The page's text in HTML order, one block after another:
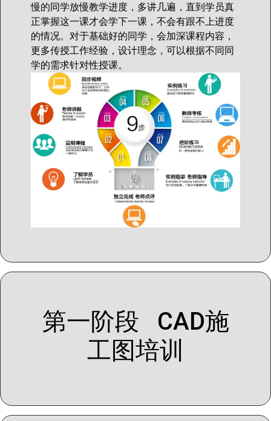
慢的同学放慢教学进度，多讲几遍，直到学员真
正掌握这一课才会学下一课，不会有跟不上进度
的情况。对于基础好的同学，会加深课程内容，
更多传授工作经验，设计理念，可以根据不同同
学的需求针对性授课。
第一阶段 CAD施
工图培训